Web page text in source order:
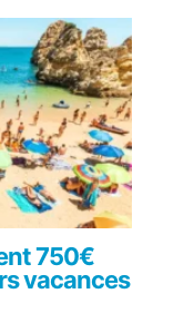
750€
vacances